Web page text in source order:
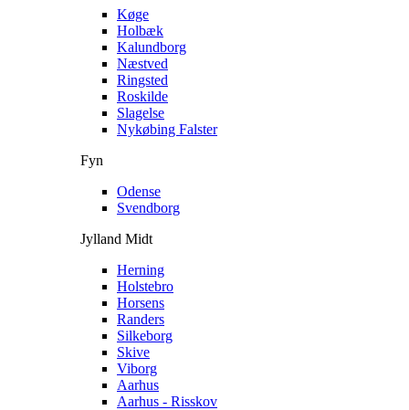
Køge
Holbæk
Kalundborg
Næstved
Ringsted
Roskilde
Slagelse
Nykøbing Falster
Fyn
Odense
Svendborg
Jylland Midt
Herning
Holstebro
Horsens
Randers
Silkeborg
Skive
Viborg
Aarhus
Aarhus - Risskov